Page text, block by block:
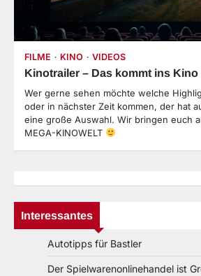
FILME KINO VIDEOS
Kinotrailer – Das kommt ins Kino
Wer gerne sehen möchte welche
oder in nächster Zeit kommen, der hat
eine große Auswahl. Wir bringen euch
MEGA-KINOWELT
Interessantes
Autotipps für Bastler
Der Spielwarenonlinehandel ist